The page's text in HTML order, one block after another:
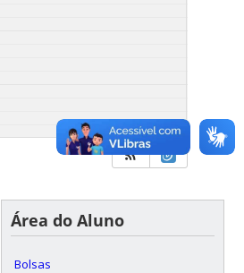
Área do Aluno
Bolsas